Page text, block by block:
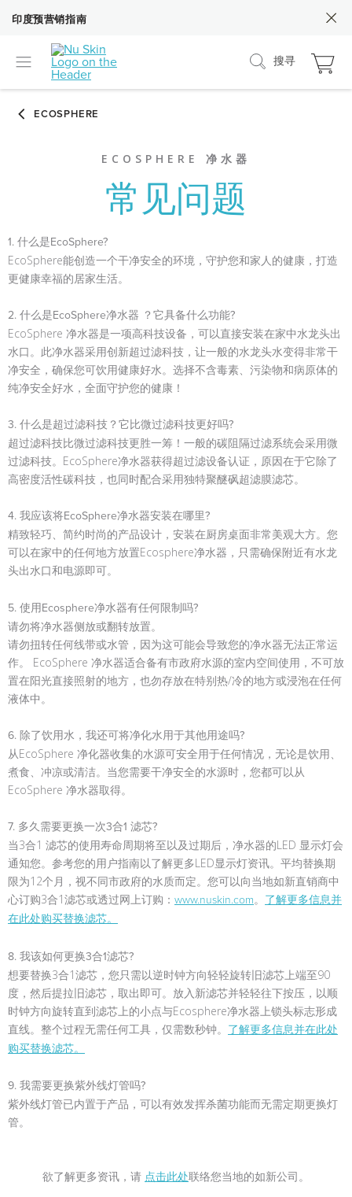
印度预营销指南
搜寻
ECOSPHERE 净水器
常见问题
1. 什么是EcoSphere?
EcoSphere能创造一个干净安全的环境，守护您和家人的健康，打造
更健康幸福的居家生活。
2. 什么是EcoSphere净水器 ？它具备什么功能?
EcoSphere 净水器是一项高科技设备，可以直接安装在家中水龙头出
水口。此净水器采用创新超过滤科技，让一般的水龙头水变得非常干
净安全，确保您可饮用健康好水。选择不含毒素、污染物和病原体的
纯净安全好水，全面守护您的健康！
3. 什么是超过滤科技？它比微过滤科技更好吗?
超过滤科技比微过滤科技更胜一筹！一般的碳阻隔过滤系统会采用微
过滤科技。EcoSphere净水器获得超过滤设备认证，原因在于它除了
高密度活性碳科技，也同时配合采用独特聚醚砜超滤膜滤芯。
4. 我应该将EcoSphere净水器安装在哪里?
精致轻巧、简约时尚的产品设计，安装在厨房桌面非常美观大方。您
可以在家中的任何地方放置Ecosphere净水器，只需确保附近有水龙
头出水口和电源即可。
5. 使用Ecosphere净水器有任何限制吗?
请勿将净水器侧放或翻转放置。
请勿扭转任何线带或水管，因为这可能会导致您的净水器无法正常运
作。 EcoSphere 净水器适合备有市政府水源的室内空间使用，不可放
置在阳光直接照射的地方，也勿存放在特别热/冷的地方或浸泡在任何
液体中。
6. 除了饮用水，我还可将净化水用于其他用途吗?
从EcoSphere 净化器收集的水源可安全用于任何情况，无论是饮用、
煮食、冲凉或清洁。当您需要干净安全的水源时，您都可以从
EcoSphere 净水器取得。
7. 多久需要更换一次3合1 滤芯?
当3合1 滤芯的使用寿命周期将至以及过期后，净水器的LED 显示灯会
通知您。参考您的用户指南以了解更多LED显示灯资讯。平均替换期
限为12个月，视不同市政府的水质而定。您可以向当地如新直销商中
心订购3合1滤芯或透过网上订购： www.nuskin.com。 了解更多信息并
在此处购买替换滤芯。
8. 我该如何更换3合1滤芯?
想要替换3合1滤芯，您只需以逆时钟方向轻轻旋转旧滤芯上端至90
度，然后提拉旧滤芯，取出即可。放入新滤芯并轻轻往下按压，以顺
时钟方向旋转直到滤芯上的小点与Ecosphere净水器上锁头标志形成
直线。整个过程无需任何工具，仅需数秒钟。 了解更多信息并在此处
购买替换滤芯。
9. 我需要更换紫外线灯管吗?
紫外线灯管已内置于产品，可以有效发挥杀菌功能而无需定期更换灯
管。
欲了解更多资讯，请 点击此处联络您当地的如新公司。